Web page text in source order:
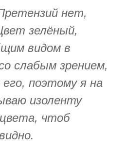
нет,
зелёный,
видом в
слабым зрением,
поэтому я на
изоленту
чтоб